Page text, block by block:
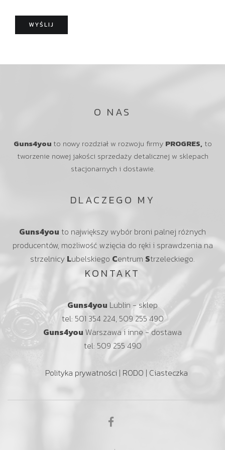
o
m
WYŚLIJ
O NAS
Guns4you to nowy rozdział w rozwoju firmy PROGRES, to
tworzenie nowej jakości sprzedaży detalicznej w sklepach
stacjonarnych i dostawie.
DLACZEGO MY
Guns4you to największy wybór broni palnej różnych
producentów, możliwość wzięcia do ręki i sprawdzenia na
strzelnicy Lubelskiego Centrum Strzeleckiego.
KONTAKT
Guns4you Lublin - sklep
tel: 501 354 224, 509 255 490
Guns4you Warszawa i inne - dostawa
tel: 509 255 490
Polityka prywatności | RODO | Ciasteczka